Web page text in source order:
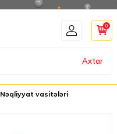
Axtar
0
Nəqliyyat vasitələri